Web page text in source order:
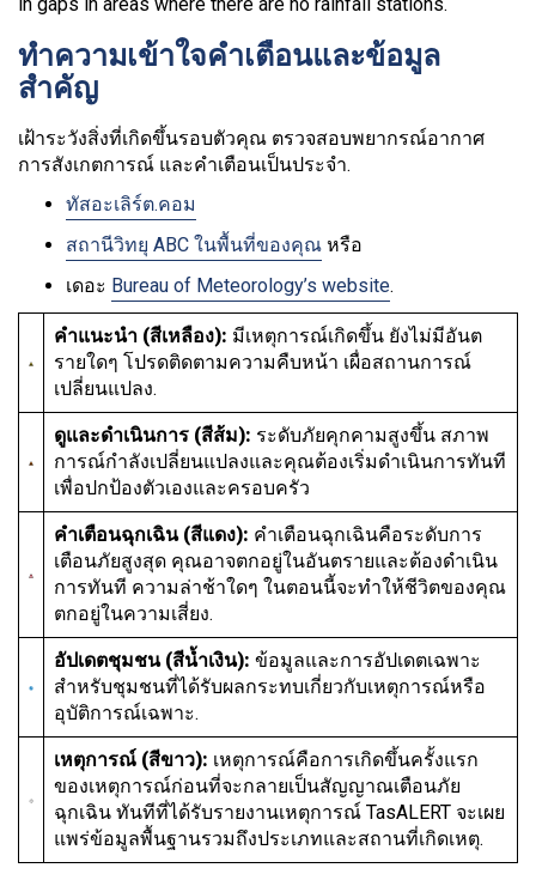
in gaps in areas where there are no rainfall stations.
ทำความเข้าใจคำเตือนและข้อมูล
สำคัญ
เฝ้าระวังสิ่งที่เกิดขึ้นรอบตัวคุณ ตรวจสอบพยากรณ์อากาศ
การสังเกตการณ์ และคำเตือนเป็นประจำ.
ทัสอะเลิร์ต.คอม
สถานีวิทยุ ABC ในพื้นที่ของคุณ หรือ
เดอะ Bureau of Meteorology’s website.
คำแนะนำ (สีเหลือง): มีเหตุการณ์เกิดขึ้น ยังไม่มีอันต
รายใดๆ โปรดติดตามความคืบหน้า เผื่อสถานการณ์
เปลี่ยนแปลง.
ดูและดำเนินการ (สีส้ม): ระดับภัยคุกคามสูงขึ้น สภาพ
การณ์กำลังเปลี่ยนแปลงและคุณต้องเริ่มดำเนินการทันที
เพื่อปกป้องตัวเองและครอบครัว
คำเตือนฉุกเฉิน (สีแดง): คำเตือนฉุกเฉินคือระดับการ
เตือนภัยสูงสุด คุณอาจตกอยู่ในอันตรายและต้องดำเนิน
การทันที ความล่าช้าใดๆ ในตอนนี้จะทำให้ชีวิตของคุณ
ตกอยู่ในความเสี่ยง.
อัปเดตชุมชน (สีน้ำเงิน): ข้อมูลและการอัปเดตเฉพาะ
สำหรับชุมชนที่ได้รับผลกระทบเกี่ยวกับเหตุการณ์หรือ
อุบัติการณ์เฉพาะ.
เหตุการณ์ (สีขาว): เหตุการณ์คือการเกิดขึ้นครั้งแรก
ของเหตุการณ์ก่อนที่จะกลายเป็นสัญญาณเตือนภัย
ฉุกเฉิน ทันทีที่ได้รับรายงานเหตุการณ์ TasALERT จะเผย
แพร่ข้อมูลพื้นฐานรวมถึงประเภทและสถานที่เกิดเหตุ.